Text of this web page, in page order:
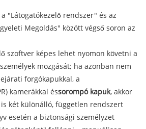
"Látogatókezelő rendszer" és az
Megoldás" között végső soron az
szoftver képes lehet nyomon követni a
mozgását; ha azonban nem
forgókapukkal, a
kamerákkal éssorompó kapuk, akkor
két különálló, független rendszert
esetén a biztonsági személyzet